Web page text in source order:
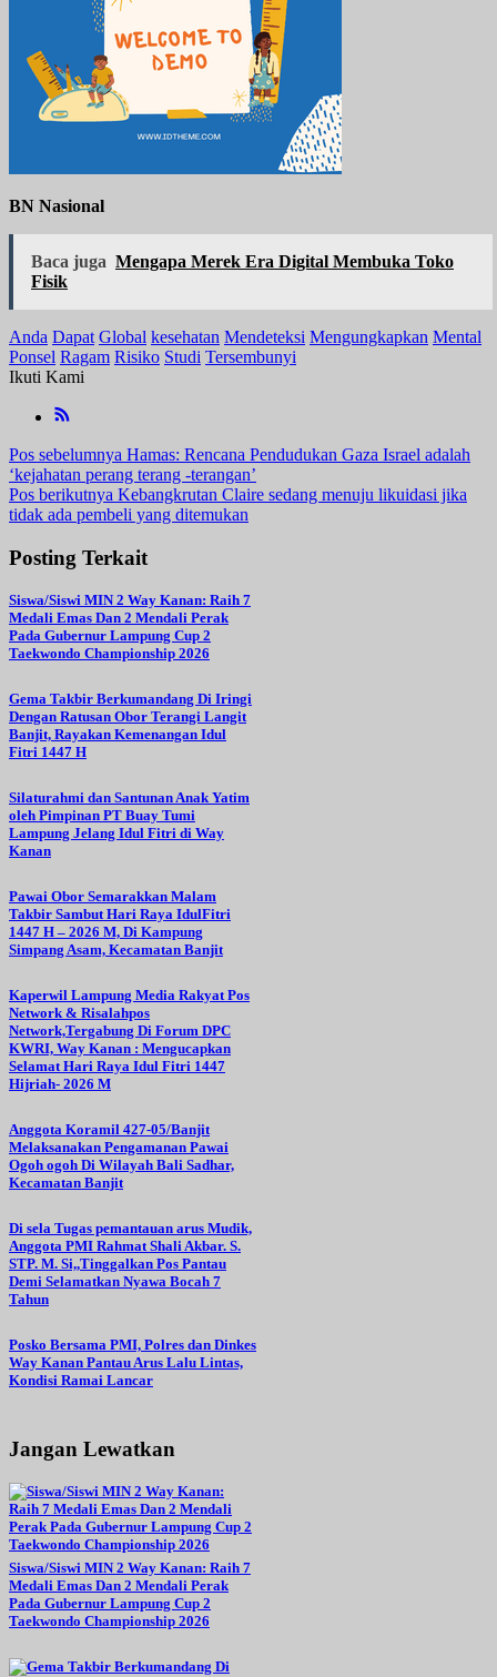
BN Nasional
Baca juga Mengapa Merek Era Digital Membuka Toko
Fisik
Anda Dapat Global kesehatan Mendeteksi Mengungkapkan Mental
Ponsel Ragam Risiko Studi Tersembunyi
Ikuti Kami
Navigasi
pos
Pos sebelumnya Hamas: Rencana Pendudukan Gaza Israel adalah
‘kejahatan perang terang -terangan’
Pos berikutnya Kebangkrutan Claire sedang menuju likuidasi jika
tidak ada pembeli yang ditemukan
Posting Terkait
Siswa/Siswi MIN 2 Way Kanan: Raih 7
Medali Emas Dan 2 Mendali Perak
Pada Gubernur Lampung Cup 2
Taekwondo Championship 2026
Gema Takbir Berkumandang Di Iringi
Dengan Ratusan Obor Terangi Langit
Banjit, Rayakan Kemenangan Idul
Fitri 1447 H
Silaturahmi dan Santunan Anak Yatim
oleh Pimpinan PT Buay Tumi
Lampung Jelang Idul Fitri di Way
Kanan
Pawai Obor Semarakkan Malam
Takbir Sambut Hari Raya IdulFitri
1447 H – 2026 M, Di Kampung
Simpang Asam, Kecamatan Banjit
Kaperwil Lampung Media Rakyat Pos
Network & Risalahpos
Network,Tergabung Di Forum DPC
KWRI, Way Kanan : Mengucapkan
Selamat Hari Raya Idul Fitri 1447
Hijriah- 2026 M
Anggota Koramil 427-05/Banjit
Melaksanakan Pengamanan Pawai
Ogoh ogoh Di Wilayah Bali Sadhar,
Kecamatan Banjit
Di sela Tugas pemantauan arus Mudik,
Anggota PMI Rahmat Shali Akbar. S.
STP. M. Si,,Tinggalkan Pos Pantau
Demi Selamatkan Nyawa Bocah 7
Tahun
Posko Bersama PMI, Polres dan Dinkes
Way Kanan Pantau Arus Lalu Lintas,
Kondisi Ramai Lancar
Jangan Lewatkan
Siswa/Siswi MIN 2 Way Kanan: Raih 7
Medali Emas Dan 2 Mendali Perak
Pada Gubernur Lampung Cup 2
Taekwondo Championship 2026